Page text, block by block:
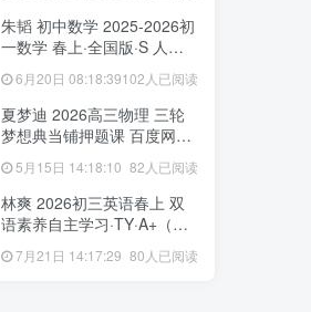
朱韬 初中数学 2025-2026初
一数学 春上·全国版·S 人教
6月20日 08:18:39102人已阅读
夏梦迪 2026高三物理 三轮
梦想典当铺押题课 百度网盘
5月15日 14:18:10 82人已阅读
林爽 2026初三英语春上 双
语素养自主学习·TY·A+（一
7月21日 14:17:29 80人已阅读